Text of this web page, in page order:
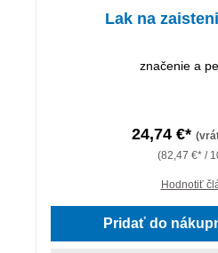
Lak na
značenie a
24,74 €*
(82,47 €* /
Hodnotiť
Pridať do